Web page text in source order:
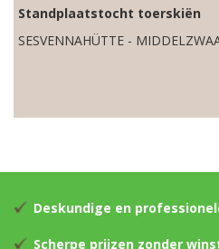
Standplaatstocht toerskiën
SESVENNAHÜTTE -
Deskundige en
Scherpe prijzen zonder